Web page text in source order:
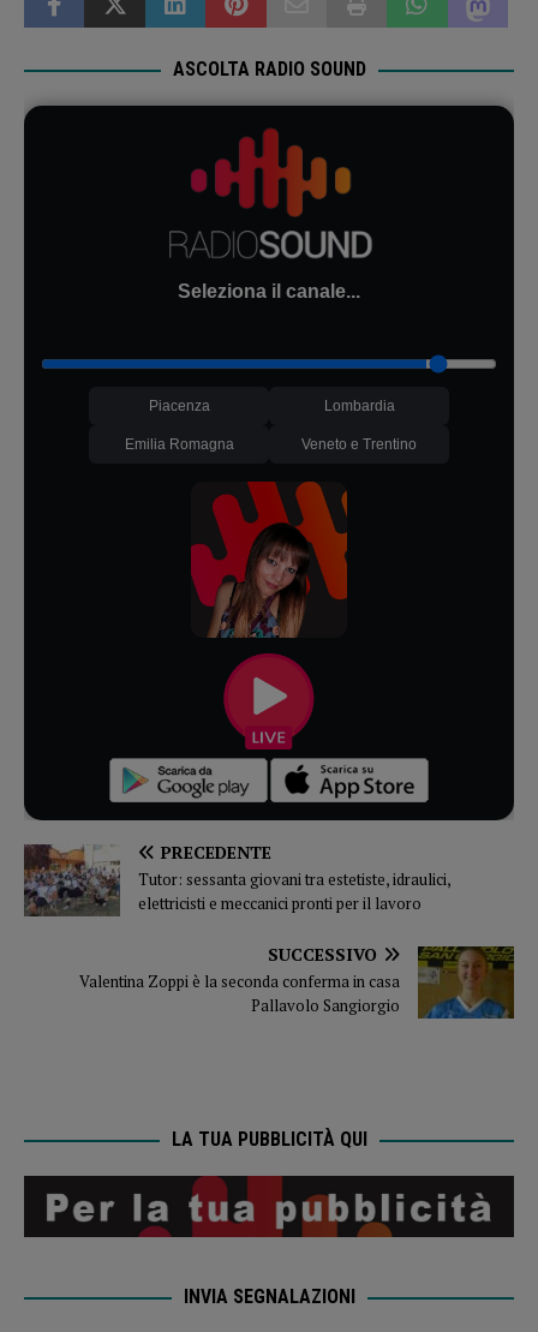
ASCOLTA RADIO SOUND
Seleziona il canale...
Piacenza Lombardia
Emilia Romagna Veneto e Trentino
PRECEDENTE
Tutor: sessanta giovani tra estetiste, idraulici,
elettricisti e meccanici pronti per il lavoro
SUCCESSIVO
Valentina Zoppi è la seconda conferma in casa
Pallavolo Sangiorgio
LA TUA PUBBLICITÀ QUI
INVIA SEGNALAZIONI